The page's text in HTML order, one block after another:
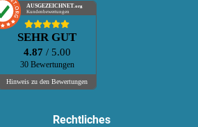
AUSGEZEICHNET .org
Kundenbewertungen
SEHR GUT
4.87 / 5.00
30 Bewertungen
Hinweis zu den Bewertungen
Rechtliches